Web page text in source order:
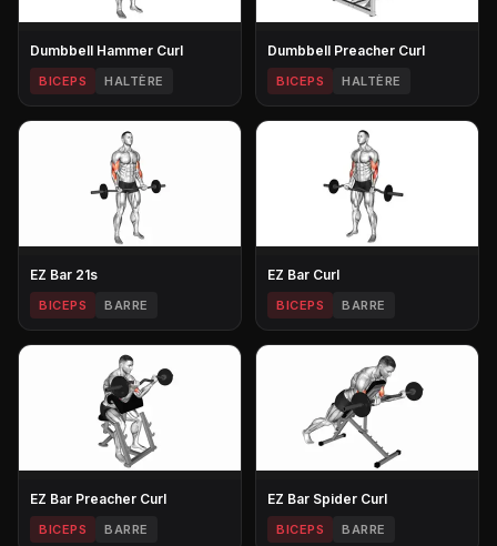
Dumbbell Hammer Curl
BICEPS HALTÈRE
Dumbbell Preacher Curl
BICEPS HALTÈRE
EZ Bar 21s
BICEPS BARRE
EZ Bar Curl
BICEPS BARRE
EZ Bar Preacher Curl
BICEPS BARRE
EZ Bar Spider Curl
BICEPS BARRE